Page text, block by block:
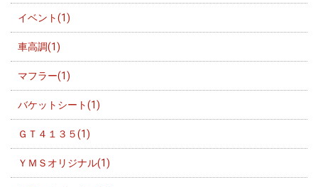
イベント(1)
車高調(1)
マフラー(1)
バケットシート(1)
ＧＴ４１３５(1)
ＹＭＳオリジナル(1)